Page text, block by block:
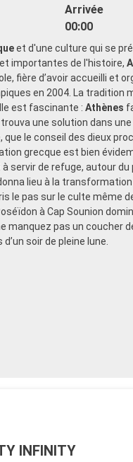
Arrivée
00:00
et d'une culture qui se
importantes de l'histoire,
fière d’avoir accueilli et
en 2004. La tradition
est fascinante : Athènes
une solution dans une
le conseil des dieux
grecque est bien
servir de refuge, autour du
lieu à la
le pas sur le culte même
à Cap Sounion
manquez pas un coucher
soir de pleine lune.
INFINITY